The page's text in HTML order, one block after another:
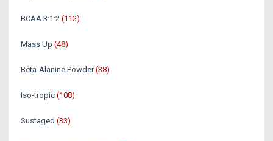
BCAA 3:1:2 (112)
Mass Up (48)
Beta-Alanine Powder (38)
Iso-tropic (108)
Sustaged (33)